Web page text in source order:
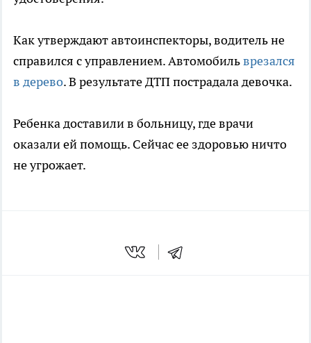
Как утверждают автоинспекторы, водитель не
справился с управлением. Автомобильврезался
в дерево. В результате ДТП пострадала девочка.
Ребенка доставили в больницу, где врачи
оказали ей помощь. Сейчас ее здоровью ничто
не угрожает.